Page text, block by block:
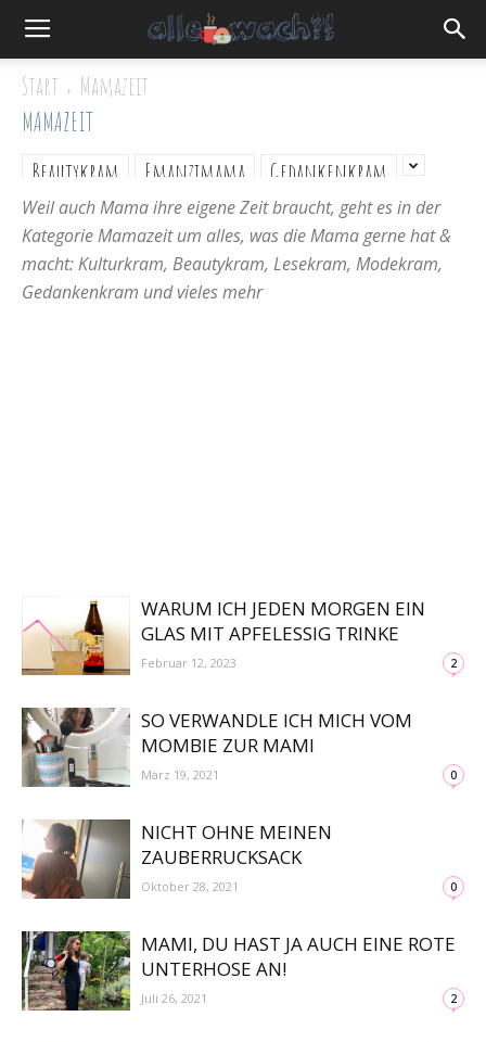
Start
Mamazeit
MAMAZEIT
Beautykram
Emanzimama Gedankenkram
Weil auch Mama ihre eigene Zeit braucht, geht es in der
Kategorie Mamazeit um alles, was die Mama gerne hat &
macht: Kulturkram, Beautykram, Lesekram, Modekram,
Gedankenkram und vieles mehr
WARUM ICH JEDEN MORGEN EIN
GLAS MIT APFELESSIG TRINKE
Februar 12, 2023 2
SO VERWANDLE ICH MICH VOM
MOMBIE ZUR MAMI
März 19, 2021 0
NICHT OHNE MEINEN
ZAUBERRUCKSACK
Oktober 28, 2021 0
MAMI, DU HAST JA AUCH EINE ROTE
UNTERHOSE AN!
Juli 26, 2021 2